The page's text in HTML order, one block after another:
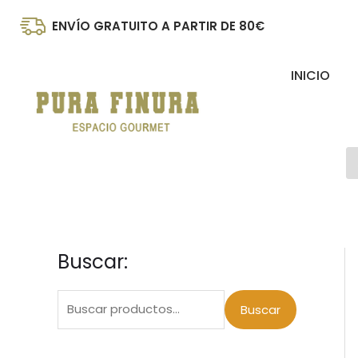
ENVÍO GRATUITO A PARTIR DE 80€
INICIO
Buscar:
B
c
Buscar